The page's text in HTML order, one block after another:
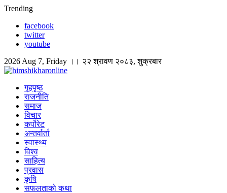
Skip
content
Trending
facebook
twitter
youtube
2026 Aug 7, Friday ।। २२ श्रावण २०८३, शुक्रबार
Himshikhar Online
गृहपृष्ठ
राजनीति
समाज
विचार
कर्पोरेट
अन्तर्वार्ता
स्वास्थ्य
विश्व
साहित्य
प्रवास
कृषि
सफलताको कथा